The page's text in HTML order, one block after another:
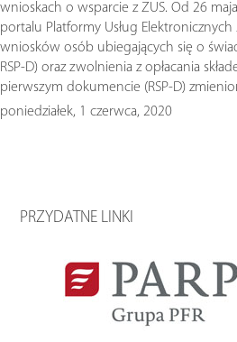
wnioskach o wsparcie z ZUS. Od 26
portalu Platformy Usług Elektronicznych
wniosków osób ubiegających się o
RSP-D) oraz zwolnienia z opłacania
pierwszym dokumencie (RSP-D)
poniedziałek, 1 czerwca, 2020
PRZYDATNE LINKI